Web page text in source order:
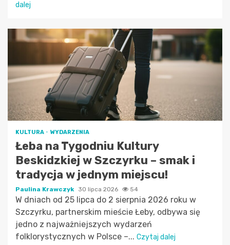
dalej
KULTURA WYDARZENIA
Łeba na Tygodniu Kultury
Beskidzkiej w Szczyrku – smak i
tradycja w jednym miejscu!
Paulina Krawczyk 30 lipca 2026 54
W dniach od 25 lipca do 2 sierpnia 2026 roku w
Szczyrku, partnerskim mieście Łeby, odbywa się
jedno z najważniejszych wydarzeń
folklorystycznych w Polsce –... Czytaj dalej